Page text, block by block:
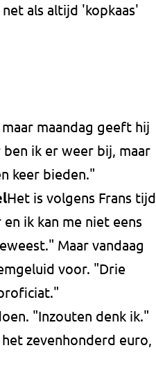
als altijd 'kopkaas'
maandag geeft hij
ik er weer bij, maar
keer bieden."
Het is volgens Frans tijd
ik kan me niet eens
Maar vandaag
voor. "Drie
"Inzouten denk ik."
zevenhonderd euro,